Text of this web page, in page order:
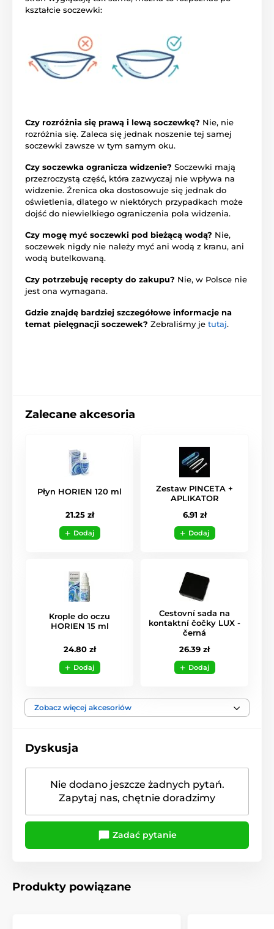
kształcie soczewki:
Czy rozróżnia się prawą i lewą soczewkę? Nie, nie
rozróżnia się. Zaleca się jednak noszenie tej samej
soczewki zawsze w tym samym oku.
Czy soczewka ogranicza widzenie? Soczewki mają
przezroczystą część, która zazwyczaj nie wpływa na
widzenie. Źrenica oka dostosowuje się jednak do
oświetlenia, dlatego w niektórych przypadkach może
dojść do niewielkiego ograniczenia pola widzenia.
Czy mogę myć soczewki pod bieżącą wodą? Nie,
soczewek nigdy nie należy myć ani wodą z kranu, ani
wodą butelkowaną.
Czy potrzebuję recepty do zakupu? Nie, w Polsce nie
jest ona wymagana.
Gdzie znajdę bardziej szczegółowe informacje na
temat pielęgnacji soczewek? Zebraliśmy je tutaj.
Zalecane akcesoria
Płyn HORIEN 120 ml
21.25 zł
Dodaj
Zestaw PINCETA +
APLIKATOR
6.91 zł
Dodaj
Krople do oczu
HORIEN 15 ml
24.80 zł
Dodaj
Cestovní sada na
kontaktní čočky LUX -
černá
26.39 zł
Dodaj
Zobacz więcej akcesoriów
Dyskusja
Nie dodano jeszcze żadnych pytań.
Zapytaj nas, chętnie doradzimy
Zadać pytanie
Produkty powiązane